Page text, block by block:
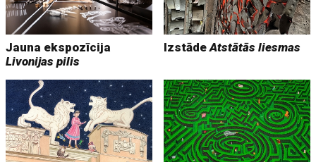
Jauna ekspozīcija
Livonijas pilis
IzstādeAtstātās liesmas